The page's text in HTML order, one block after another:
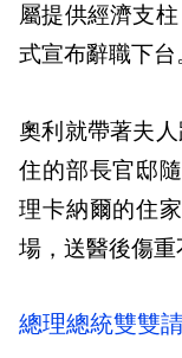
屬提供經濟支
式宣布辭職下台
奧利就帶著夫
住的部長官邸
理卡納爾的住
場，送醫後傷重
總理總統雙雙